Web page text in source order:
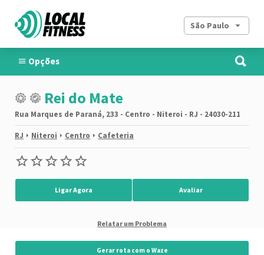
São Paulo
Opções
Rei do Mate
Rua Marques de Paraná, 233 - Centro - Niteroi - RJ - 24030-211
RJ Niteroi Centro Cafeteria
Ligar Agora Avaliar
Relatar um Problema
Gerar rota com o Waze